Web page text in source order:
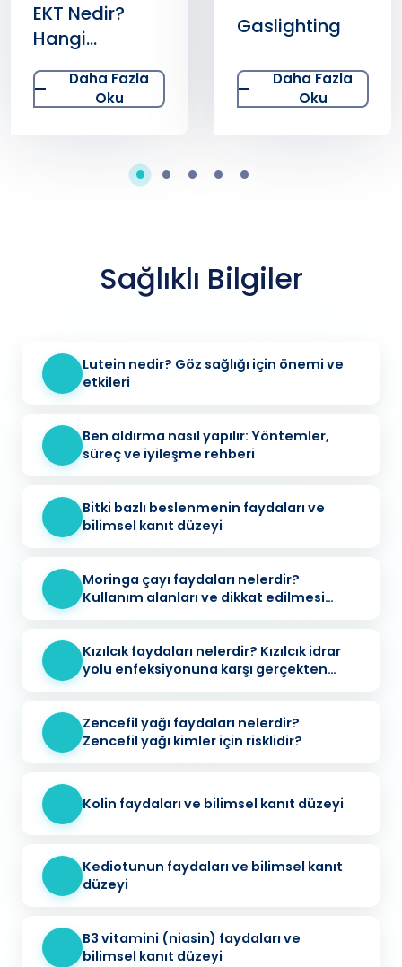
EKT Nedir?
Hangi
Durumlarda,
Nasıl
Uygulanır?
Daha Fazla
Oku
Gaslighting
Daha Fazla
Oku
Sağlıklı Bilgiler
Lutein nedir? Göz sağlığı için önemi ve
etkileri
Ben aldırma nasıl yapılır: Yöntemler,
süreç ve iyileşme rehberi
Bitki bazlı beslenmenin faydaları ve
bilimsel kanıt düzeyi
Moringa çayı faydaları nelerdir?
Kullanım alanları ve dikkat edilmesi
Kızılcık faydaları nelerdir? Kızılcık idrar
yolu enfeksiyonuna karşı gerçekten
Zencefil yağı faydaları nelerdir?
Zencefil yağı kimler için risklidir?
Kolin faydaları ve bilimsel kanıt düzeyi
Kediotunun faydaları ve bilimsel kanıt
düzeyi
B3 vitamini (niasin) faydaları ve
bilimsel kanıt düzeyi